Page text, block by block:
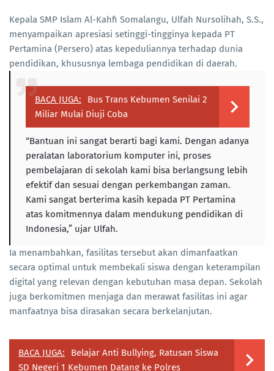
Kepala SMP Islam Al-Kahfi Somalangu, Ulfah Nursolihah, S.S.,
menyampaikan apresiasi setinggi-tingginya kepada PT
Pertamina (Persero) atas kepeduliannya terhadap dunia
pendidikan, khususnya lembaga pendidikan di daerah.
BACA JUGA:
Bus Trans Kebumen Senilai 2
Miliar Mulai Diuji Coba
“Bantuan ini sangat berarti bagi kami. Dengan adanya
peralatan laboratorium komputer ini, proses
pembelajaran di sekolah kami bisa berlangsung lebih
efektif dan sesuai dengan perkembangan zaman.
Kami sangat berterima kasih kepada PT Pertamina
atas komitmennya dalam mendukung pendidikan di
Indonesia,” ujar Ulfah.
Ia menambahkan, fasilitas tersebut akan dimanfaatkan
secara optimal untuk membekali siswa dengan keterampilan
digital yang relevan dengan kebutuhan masa depan. Sekolah
juga berkomitmen menjaga dan merawat fasilitas ini agar
manfaatnya bisa dirasakan secara berkelanjutan.
BACA JUGA:
Belajar Anti Bullying, Ratusan Siswa
SD Negeri 1 Kebumen Datang ke Polres